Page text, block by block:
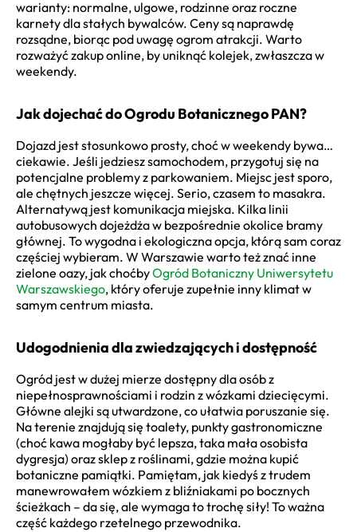
warianty: normalne, ulgowe, rodzinne oraz roczne
karnety dla stałych bywalców. Ceny są naprawdę
rozsądne, biorąc pod uwagę ogrom atrakcji. Warto
rozważyć zakup online, by uniknąć kolejek, zwłaszcza w
weekendy.
Jak dojechać do Ogrodu Botanicznego PAN?
Dojazd jest stosunkowo prosty, choć w weekendy bywa…
ciekawie. Jeśli jedziesz samochodem, przygotuj się na
potencjalne problemy z parkowaniem. Miejsc jest sporo,
ale chętnych jeszcze więcej. Serio, czasem to masakra.
Alternatywą jest komunikacja miejska. Kilka linii
autobusowych dojeżdża w bezpośrednie okolice bramy
głównej. To wygodna i ekologiczna opcja, którą sam coraz
częściej wybieram. W Warszawie warto też znać inne
zielone oazy, jak choćbyOgród Botaniczny Uniwersytetu
Warszawskiego, który oferuje zupełnie inny klimat w
samym centrum miasta.
Udogodnienia dla zwiedzających i dostępność
Ogród jest w dużej mierze dostępny dla osób z
niepełnosprawnościami i rodzin z wózkami dziecięcymi.
Główne alejki są utwardzone, co ułatwia poruszanie się.
Na terenie znajdują się toalety, punkty gastronomiczne
(choć kawa mogłaby być lepsza, taka mała osobista
dygresja) oraz sklep z roślinami, gdzie można kupić
botaniczne pamiątki. Pamiętam, jak kiedyś z trudem
manewrowałem wózkiem z bliźniakami po bocznych
ścieżkach – da się, ale wymaga to trochę siły! To ważna
część każdego rzetelnego przewodnika.